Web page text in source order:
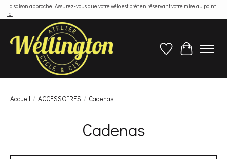
La saison approche! Assurez-vous que votre vélo est prêt en réservant votre mise au point
ici
Liste de souhaits
Panier
Accueil / ACCESSOIRES / Cadenas
Cadenas